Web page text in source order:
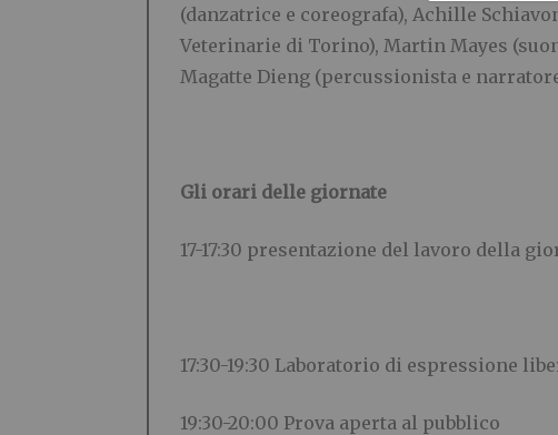
(danzatrice e coreografa), Achille
Veterinarie di Torino), Martin Mayes
Magatte Dieng (percussionista e
Gli orari delle giornate
17-17:30 presentazione del lavoro della
17:30-19:30 Laboratorio di espressione
19:30-20:00 Prova aperta al pubblico